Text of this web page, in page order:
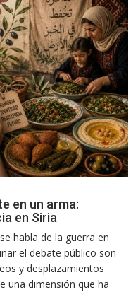
en un arma:
en Siria
habla de la guerra en
el debate público son
y desplazamientos
una dimensión que ha